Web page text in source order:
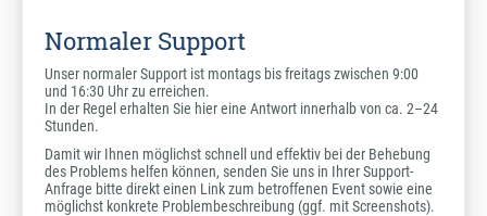
Normaler Support
Unser normaler Support ist montags bis freitags zwischen 9:00
und 16:30 Uhr zu erreichen.
In der Regel erhalten Sie hier eine Antwort innerhalb von ca. 2–24
Stunden.
Damit wir Ihnen möglichst schnell und effektiv bei der Behebung
des Problems helfen können, senden Sie uns in Ihrer Support-
Anfrage bitte direkt einen Link zum betroffenen Event sowie eine
möglichst konkrete Problembeschreibung (ggf. mit Screenshots).